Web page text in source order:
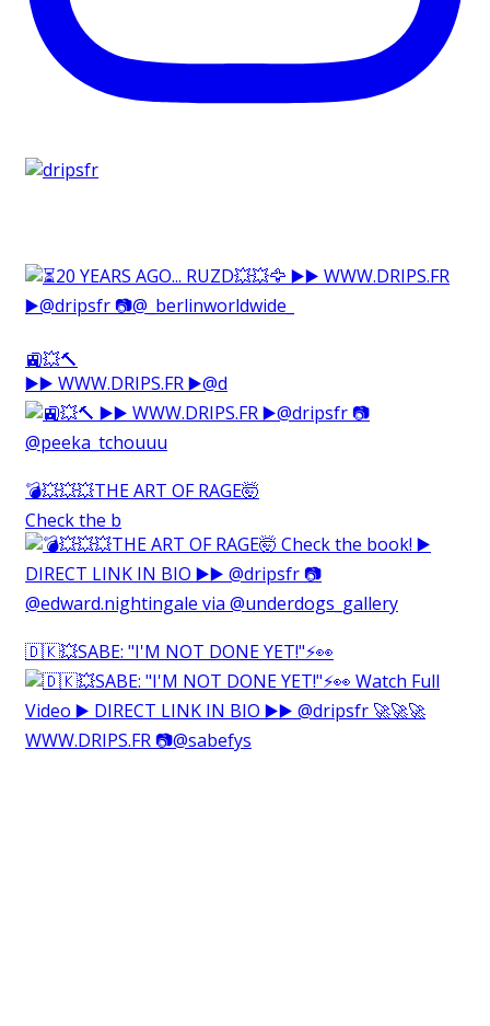
🚉💥🔨⁠
▶️▶️ WWW.DRIPS.FR ▶️@d
💣💥💥💥THE ART OF RAGE🤯⁠
Check the b
🇩🇰💥SABE: "I'M NOT DONE YET!"⚡️👀⁠